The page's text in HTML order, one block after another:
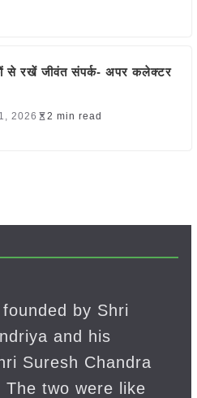
से रखें जीवंत संपर्क- अपर कलेक्टर
2026 2 min read
by Shri
and his
Suresh Chandra
two were like